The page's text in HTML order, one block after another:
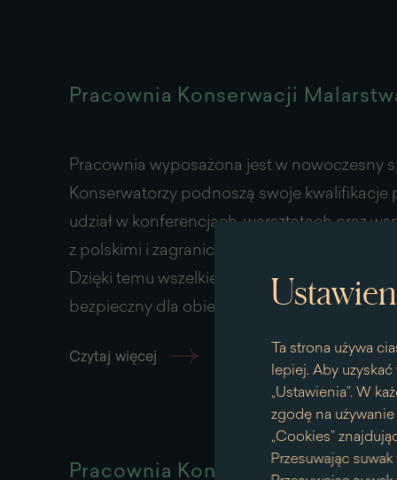
Ta strona używa
lepiej. Aby
„Ustawienia”. W
zgodę na
„Cookies”
Przesuwając
Pracownia Konserwacji
Pracownia wyposażona jest w nowoczesny
Konserwatorzy podnoszą swoje kwalifikacje
udział w konferencjach, warsztatach oraz
z polskimi i zagranicznymi placówkami
Dzięki temu wszelkie zabiegi prowadzone są
bezpieczny dla obiektów i zgodny z etyką
Czytaj więcej
na
Pracownia Konserwacji Drewna